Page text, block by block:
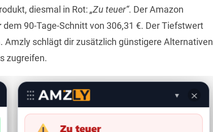
diesmal in Rot: „Zu teuer“. Der Amazon
dem 90-Tage-Schnitt von 306,31 €. Der Tiefstwert
Amzly schlägt dir zusätzlich günstigere Alternativen
zugreifen.